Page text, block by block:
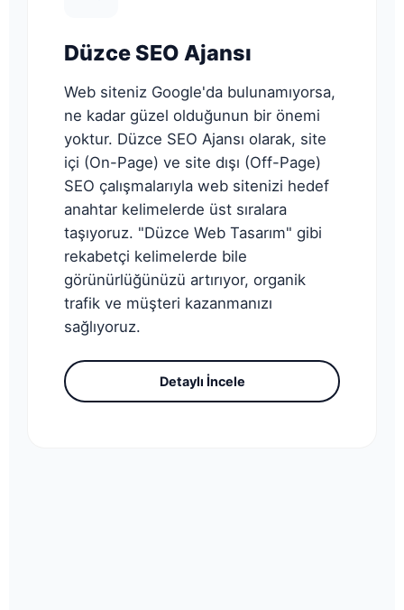
Düzce SEO Ajansı
Web siteniz Google'da bulunamıyorsa,
ne kadar güzel olduğunun bir önemi
yoktur. Düzce SEO Ajansı olarak, site
içi (On-Page) ve site dışı (Off-Page)
SEO çalışmalarıyla web sitenizi hedef
anahtar kelimelerde üst sıralara
taşıyoruz. "Düzce Web Tasarım" gibi
rekabetçi kelimelerde bile
görünürlüğünüzü artırıyor, organik
trafik ve müşteri kazanmanızı
sağlıyoruz.
Detaylı İncele